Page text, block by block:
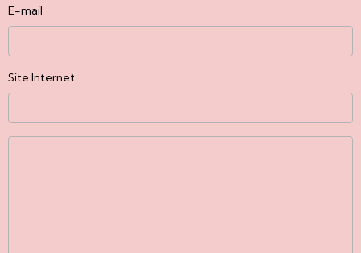
E-mail
Site Internet